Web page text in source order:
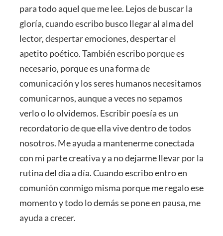
para todo aquel que me lee. Lejos de buscar la
gloría, cuando escribo busco llegar al alma del
lector, despertar emociones, despertar el
apetito poético. También escribo porque es
necesario, porque es una forma de
comunicación y los seres humanos necesitamos
comunicarnos, aunque a veces no sepamos
verlo o lo olvidemos. Escribir poesía es un
recordatorio de que ella vive dentro de todos
nosotros. Me ayuda a mantenerme conectada
con mi parte creativa y a no dejarme llevar por la
rutina del día a día. Cuando escribo entro en
comunión conmigo misma porque me regalo ese
momento y todo lo demás se pone en pausa, me
ayuda a crecer.